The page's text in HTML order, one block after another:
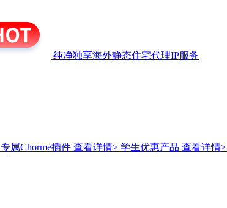
纯净独享海外静态住宅代理IP服务
专属Chorme插件 查看详情> 学生优惠产品 查看详情>